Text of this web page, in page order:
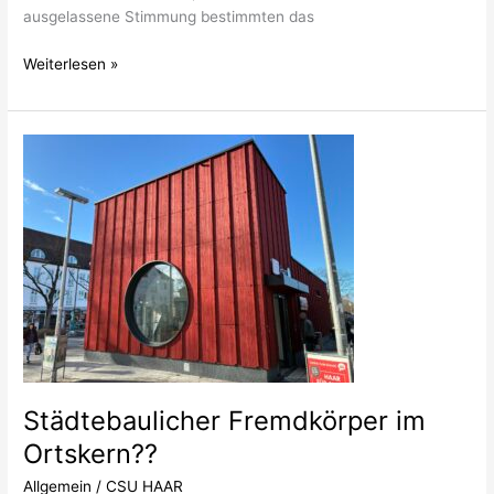
ausgelassene Stimmung bestimmten das
Weiterlesen »
Städtebaulicher Fremdkörper im
Ortskern??
Allgemein /CSU HAAR
im
Ortskern??